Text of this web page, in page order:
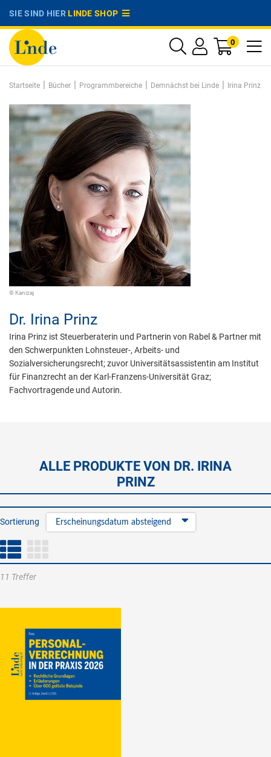
SIE SIND HIERLINDE SHOP
0
Startseite | Bücher | Programmbereiche | Demnächst bei Linde | Irina Prinz
© Kanizaj
Dr. Irina Prinz
Irina Prinz ist Steuerberaterin und Partnerin von Rabel & Partner mit
den Schwerpunkten Lohnsteuer-, Arbeits- und
Sozialversicherungsrecht; zuvor Universitätsassistentin am Institut
für Finanzrecht an der Karl-Franzens-Universität Graz;
Fachvortragende und Autorin.
ALLE PRODUKTE VON DR. IRINA
PRINZ
Sortierung Erscheinungsdatum absteigend
11 Treffer